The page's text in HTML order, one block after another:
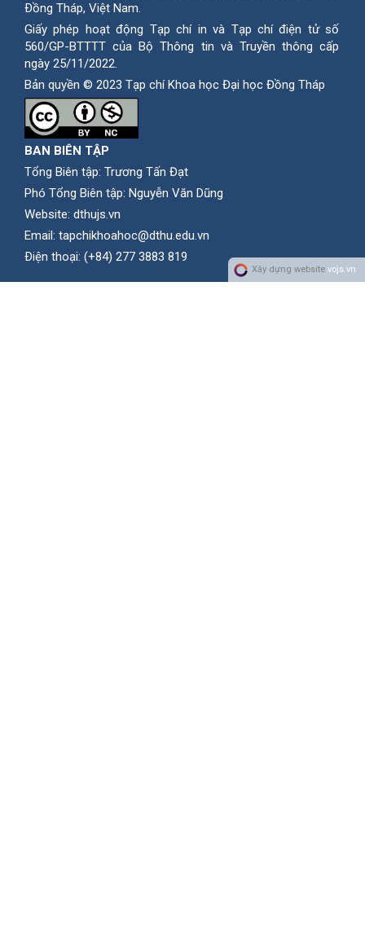
Ðồng Tháp, Việt Nam.
Giấy phép hoạt động Tạp chí in và Tạp chí điện tử số
560/GP-BTTTT của Bộ Thông tin và Truyền thông cấp
ngày 25/11/2022.
Bản quyền © 2023 Tạp chí Khoa học Đại học Đồng Tháp
BAN BIÊN TẬP
Tổng Biên tập: Trương Tấn Đạt
Phó Tổng Biên tập: Nguyễn Văn Dũng
Website: dthujs.vn
Email: tapchikhoahoc@dthu.edu.vn
Ðiện thoại: (+84) 277 3883 819